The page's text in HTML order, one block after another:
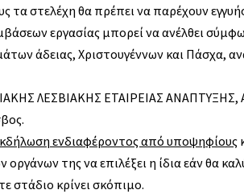
τα στελέχη θα πρέπει να παρέχουν
εργασίας μπορεί να ανέλθει
άδειας, Χριστουγέννων και Πάσχα,
ΛΕΣΒΙΑΚΗΣ ΕΤΑΙΡΕΙΑΣ
ενδιαφέροντος από υποψηφίους
της να επιλέξει η ίδια εάν θα
στάδιο κρίνει σκόπιμο.